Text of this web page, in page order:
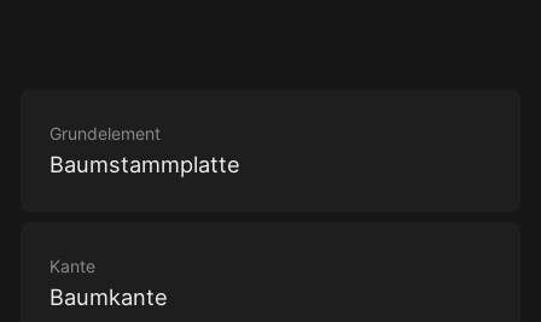
Grundelement
Baumstammplatte
Kante
Baumkante